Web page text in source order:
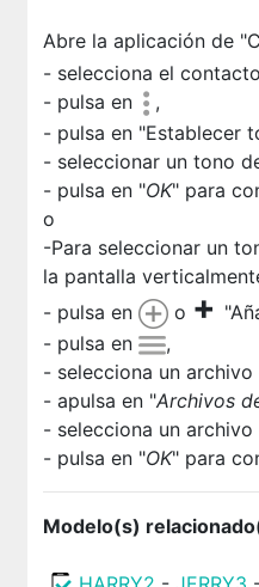
Abre la aplicación de
- selecciona el
- pulsa en
,
- pulsa en "Establecer
- seleccionar un tono
- pulsa en "OK" para
o
-Para seleccionar un
la pantalla
- pulsa en
o +
- pulsa en
,
- selecciona un archivo
- apulsa en "Archivos
- selecciona un archivo
- pulsa en "OK" para
Modelo(s)